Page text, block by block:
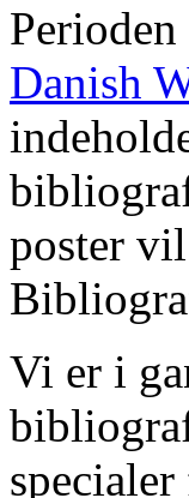
Danish
poster
Vi er i